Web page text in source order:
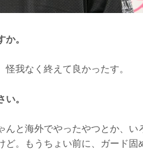
。
我なく終えて良かったす。
。
と海外でやったやつとか、い
。もうちょい前に、ガード固